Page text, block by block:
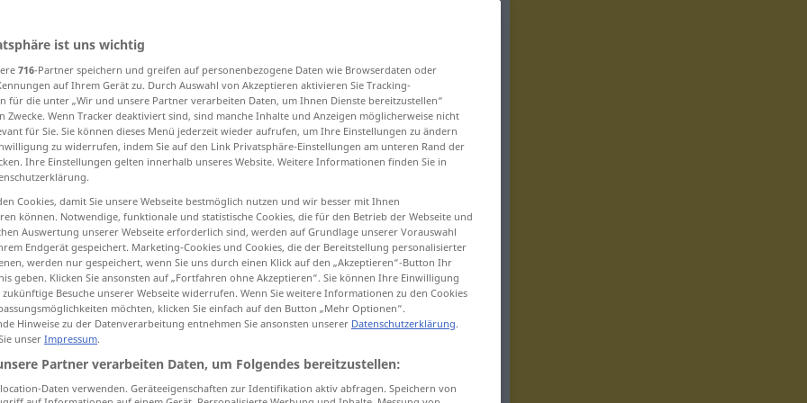
fuss
SpektakelLärm, Radau
ist uns wichtig
716-Partner speichern und greifen auf personenbezogene Daten wie Browserdaten oder
auf Ihrem Gerät zu. Durch Auswahl von Akzeptieren aktivieren Sie Tracking-
für die unter „Wir und unsere Partner verarbeiten Daten, um Ihnen Dienste bereitzustellen“
Zwecke. Wenn Tracker deaktiviert sind, sind manche Inhalte und Anzeigen möglicherweise nicht
für Sie. Sie können dieses Menü jederzeit wieder aufrufen, um Ihre Einstellungen zu ändern
zu widerrufen, indem Sie auf den Link Privatsphäre-Einstellungen am unteren Rand der
Ihre Einstellungen gelten innerhalb unseres Website. Weitere Informationen finden Sie in
Cookies, damit Sie unsere Webseite bestmöglich nutzen und wir besser mit Ihnen
können. Notwendige, funktionale und statistische Cookies, die für den Betrieb der Webseite und
Auswertung unserer Webseite erforderlich sind, werden auf Grundlage unserer Vorauswahl
Endgerät gespeichert. Marketing-Cookies und Cookies, die der Bereitstellung personalisierter
werden nur gespeichert, wenn Sie uns durch einen Klick auf den „Akzeptieren“-Button Ihr
geben. Klicken Sie ansonsten auf „Fortfahren ohne Akzeptieren“. Sie können Ihre Einwilligung
Besuche unserer Webseite widerrufen. Wenn Sie weitere Informationen zu den Cookies
möchten, klicken Sie einfach auf den Button „Mehr Optionen“.
Hinweise zu der Datenverarbeitung entnehmen Sie ansonsten unserer Datenschutzerklärung.
unser Impressum.
Partner verarbeiten Daten, um Folgendes bereitzustellen:
Daten verwenden. Geräteeigenschaften zur Identifikation aktiv abfragen. Speichern von